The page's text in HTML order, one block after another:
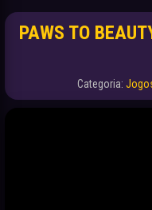
PAWS TO
Categoria: